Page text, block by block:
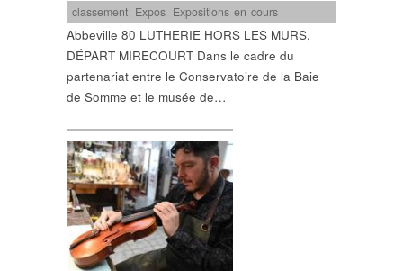
classement Expos Expositions en cours
Abbeville 80 LUTHERIE HORS LES MURS,
DÉPART MIRECOURT Dans le cadre du
partenariat entre le Conservatoire de la Baie
de Somme et le musée de…